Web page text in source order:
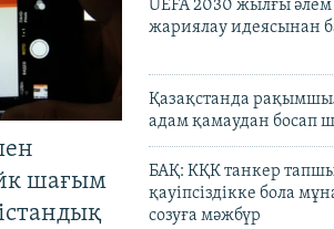
шағым
UEFA 2030 жылғы
жариялау идеясынан
Қазақстанда
адам қамаудан босап
БАҚ: КҚК танкер
қауіпсіздікке бола
созуға мәжбүр